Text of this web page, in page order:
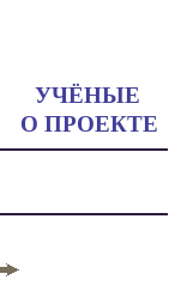
УЧЁНЫЕ
О ПРОЕКТЕ